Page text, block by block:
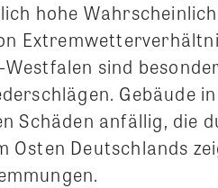
hohe
sind
Gebäude
Schäden anfällig, die
Osten Deutschlands